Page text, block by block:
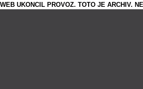
WEB UKONCIL PROVOZ. TOTO JE ARCHIV.